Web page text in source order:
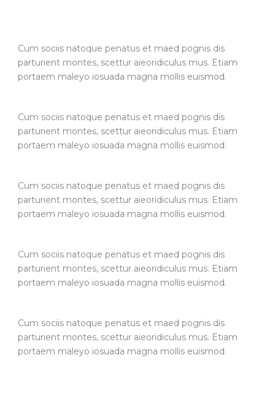
Cum sociis natoque penatus et maed pognis dis
parturient montes, scettur aieoridiculus mus. Etiam
portaem maleyo iosuada magna mollis euismod.
Cum sociis natoque penatus et maed pognis dis
parturient montes, scettur aieoridiculus mus. Etiam
portaem maleyo iosuada magna mollis euismod.
Cum sociis natoque penatus et maed pognis dis
parturient montes, scettur aieoridiculus mus. Etiam
portaem maleyo iosuada magna mollis euismod.
Cum sociis natoque penatus et maed pognis dis
parturient montes, scettur aieoridiculus mus. Etiam
portaem maleyo iosuada magna mollis euismod.
Cum sociis natoque penatus et maed pognis dis
parturient montes, scettur aieoridiculus mus. Etiam
portaem maleyo iosuada magna mollis euismod.